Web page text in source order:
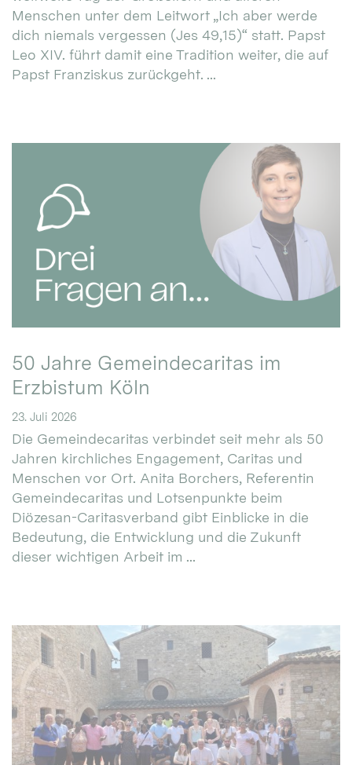
Menschen unter dem Leitwort „Ich aber werde
dich niemals vergessen (Jes 49,15)“ statt. Papst
Leo XIV. führt damit eine Tradition weiter, die auf
Papst Franziskus zurückgeht. ...
50 Jahre Gemeindecaritas im
Erzbistum Köln
23. Juli 2026
Die Gemeindecaritas verbindet seit mehr als 50
Jahren kirchliches Engagement, Caritas und
Menschen vor Ort. Anita Borchers, Referentin
Gemeindecaritas und Lotsenpunkte beim
Diözesan-Caritasverband gibt Einblicke in die
Bedeutung, die Entwicklung und die Zukunft
dieser wichtigen Arbeit im ...